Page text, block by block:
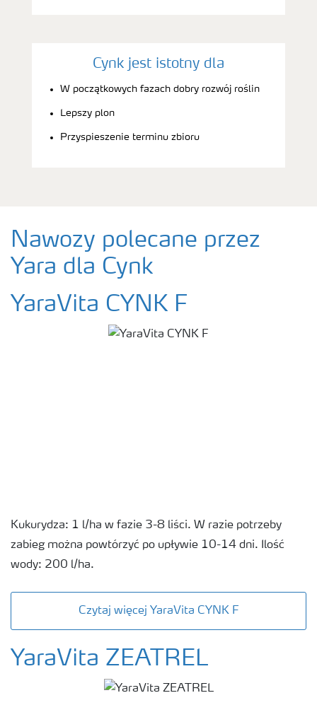
Cynk jest istotny dla
W początkowych fazach dobry rozwój roślin
Lepszy plon
Przyspieszenie terminu zbioru
Nawozy polecane przez
Yara dla Cynk
YaraVita CYNK F
Kukurydza: 1 l/ha w fazie 3-8 liści. W razie potrzeby
zabieg można powtórzyć po upływie 10-14 dni. Ilość
wody: 200 l/ha.
Czytaj więcej YaraVita CYNK F
YaraVita ZEATREL